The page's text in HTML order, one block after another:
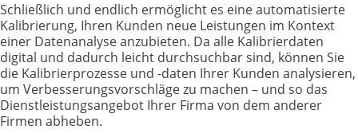
Schließlich und endlich ermöglicht es eine automatisierte
Kalibrierung, Ihren Kunden neue Leistungen im Kontext
einer Datenanalyse anzubieten. Da alle Kalibrierdaten
digital und dadurch leicht durchsuchbar sind, können Sie
die Kalibrierprozesse und -daten Ihrer Kunden analysieren,
um Verbesserungsvorschläge zu machen – und so das
Dienstleistungsangebot Ihrer Firma von dem anderer
Firmen abheben.